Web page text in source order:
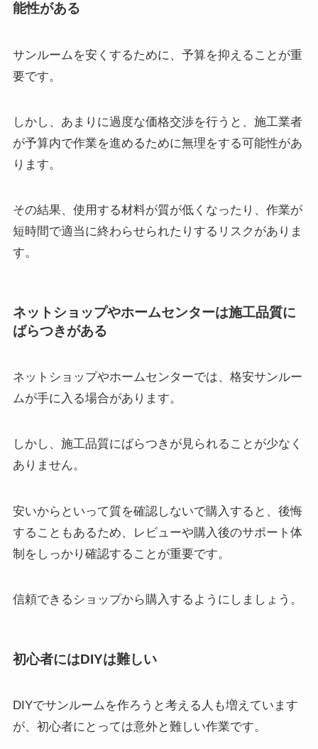
能性がある
サンルームを安くするために、予算を抑えることが重
要です。
しかし、あまりに過度な価格交渉を行うと、施工業者
が予算内で作業を進めるために無理をする可能性があ
ります。
その結果、使用する材料が質が低くなったり、作業が
短時間で適当に終わらせられたりするリスクがありま
す。
ネットショップやホームセンターは施工品質に
ばらつきがある
ネットショップやホームセンターでは、格安サンルー
ムが手に入る場合があります。
しかし、施工品質にばらつきが見られることが少なく
ありません。
安いからといって質を確認しないで購入すると、後悔
することもあるため、レビューや購入後のサポート体
制をしっかり確認することが重要です。
信頼できるショップから購入するようにしましょう。
初心者にはDIYは難しい
DIYでサンルームを作ろうと考える人も増えています
が、初心者にとっては意外と難しい作業です。